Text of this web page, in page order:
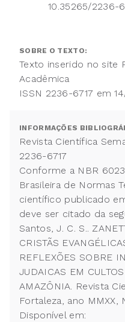
10.35265/2236-
SOBRE O TEXTO:
Texto inserido no site
Acadêmica
ISSN 2236-6717 em
INFORMAÇÕES
Revista Científica
2236-6717
Conforme a NBR
Brasileira de Normas
científico publicado
deve ser citado da
Santos, J. C. S..
CRISTÃS
REFLEXÕES SOBRE
JUDAICAS EM
AMAZÔNIA. Revista
Fortaleza, ano MMXX,
Disponível em: